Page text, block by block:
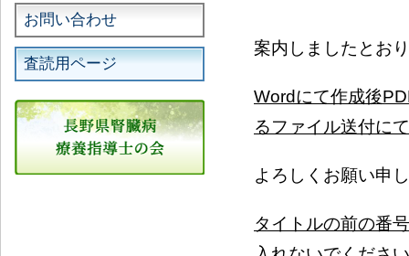
案内しましたとお
Wordにて作成後
るファイル送付に
よろしくお願い申
タイトルの前の番
お問い合わせ
査読用ページ